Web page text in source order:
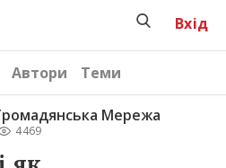
Автори Теми
Вхід
Мережа
4469